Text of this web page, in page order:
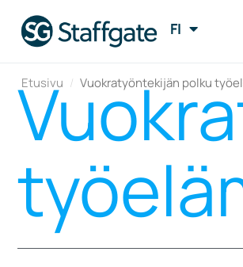
FI
EN
Etusivu / Vuokratyöntekijän polku